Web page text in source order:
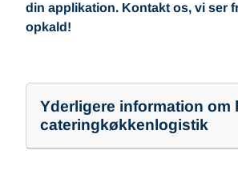
din applikation. Kontakt os, vi ser
opkald!
Yderligere information om
cateringkøkkenlogistik